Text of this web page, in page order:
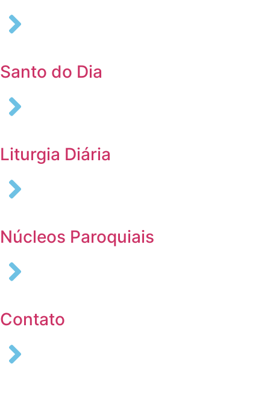
Santo do Dia
Liturgia Diária
Núcleos Paroquiais
Contato